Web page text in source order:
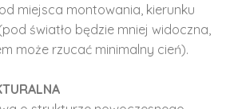
miejsca montowania, kierunku
światło będzie mniej widoczna,
może rzucać minimalny cień).